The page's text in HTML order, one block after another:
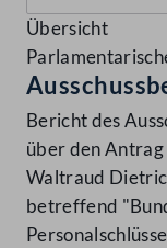
Übersicht
Bericht des
über den
Waltraud
betreffend